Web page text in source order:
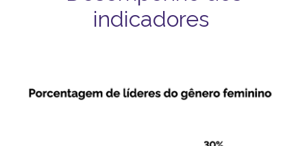
indicadores